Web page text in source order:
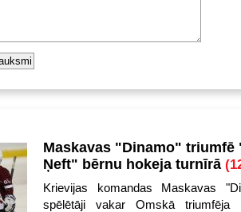
Maskavas "Dinamo" triumfē
Ņeft" bērnu hokeja turnīrā
Krievijas komandas Maskavas
spēlētāji vakar Omskā triumfēja